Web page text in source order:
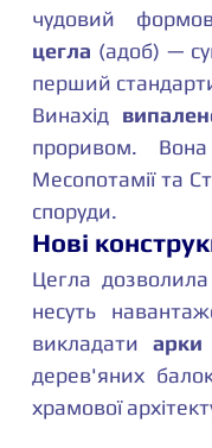
чудовий
цегла (адоб) —
перший
Винахід
проривом.
Месопотамії та
споруди.
Нові
Цегла
несуть
викладати арки
дерев'яних
храмової